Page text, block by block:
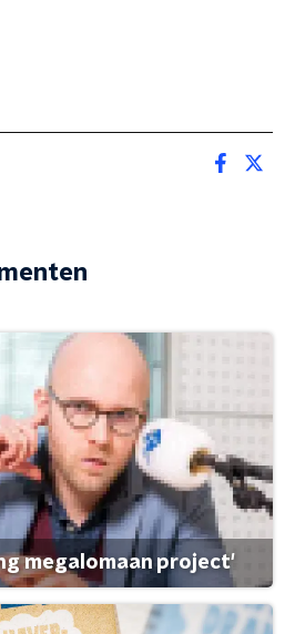
megalomaan project'